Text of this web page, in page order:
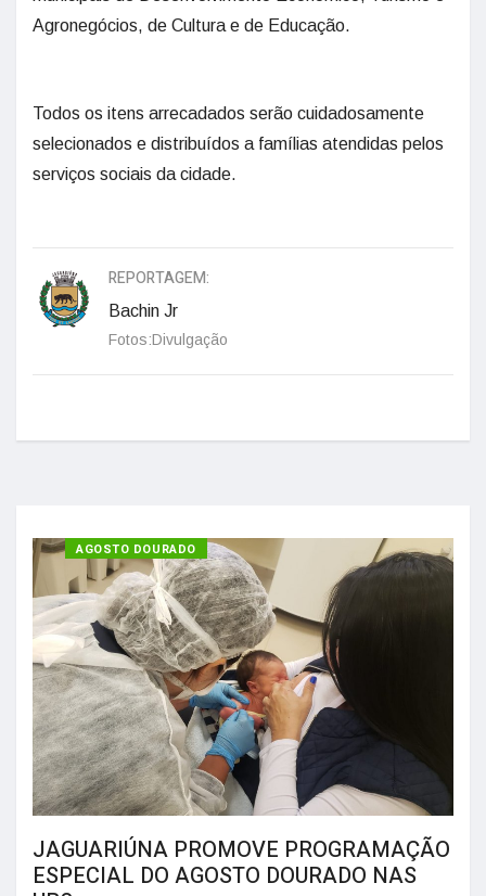
Agronegócios, de Cultura e de Educação.
Todos os itens arrecadados serão cuidadosamente
selecionados e distribuídos a famílias atendidas pelos
serviços sociais da cidade.
REPORTAGEM:
Bachin Jr
Fotos:Divulgação
SAÚDE
AGOSTO DOURADO
JAGUARIÚNA PROMOVE PROGRAMAÇÃO
ESPECIAL DO AGOSTO DOURADO NAS